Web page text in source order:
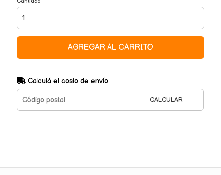
AGREGAR AL CARRITO
Calculá el costo de envío
CALCULAR